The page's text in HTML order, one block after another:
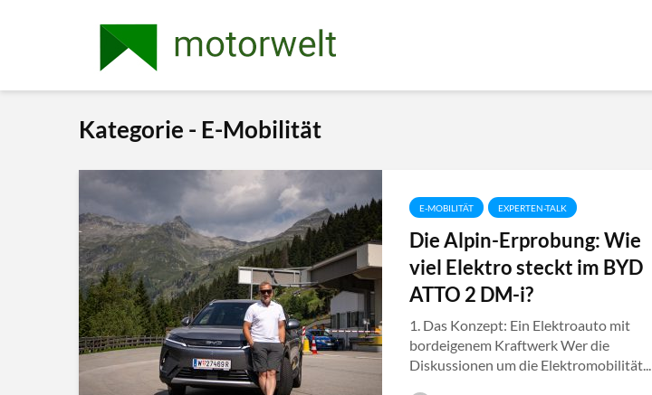
Kategorie - E-Mobilität
E-MOBILITÄT EXPERTEN-TALK
Die Alpin-Erprobung: Wie
viel Elektro steckt im BYD
ATTO 2 DM-i?
1. Das Konzept: Ein Elektroauto mit
bordeigenem Kraftwerk Wer die
Diskussionen um die Elektromobilität...